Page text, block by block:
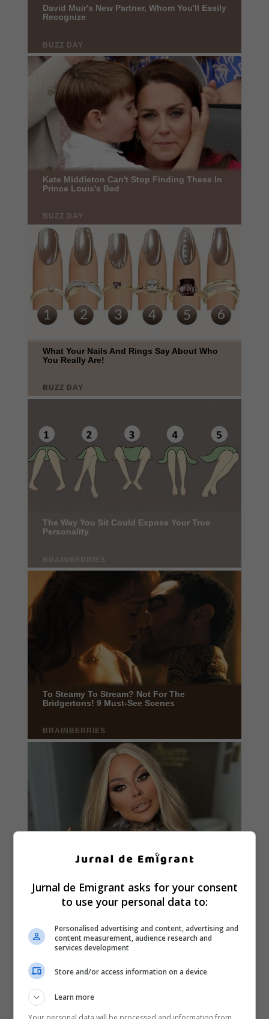
Jurnal de Emigrant asks for your consent
to use your personal data to:
Personalised advertising and content, advertising and
content measurement, audience research and
services development
Store and/or access information on a device
Learn more